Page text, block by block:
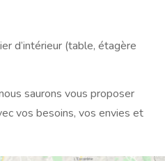
d’intérieur (table, étagère
saurons vous proposer
vos besoins, vos envies et